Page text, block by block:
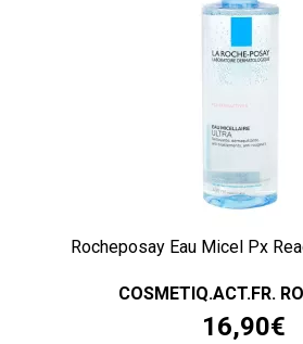
Rocheposay Eau Micel Px
COSMETIQ.ACT.FR.
16,90€